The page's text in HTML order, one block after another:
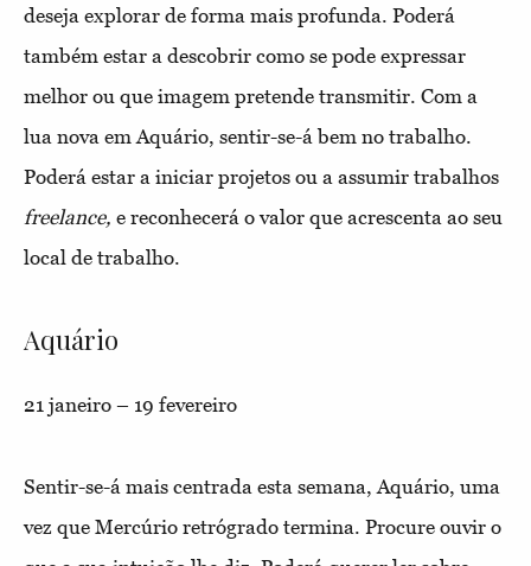
deseja explorar de forma mais profunda. Poderá
também estar a descobrir como se pode expressar
melhor ou que imagem pretende transmitir. Com a
lua nova em Aquário, sentir-se-á bem no trabalho.
Poderá estar a iniciar projetos ou a assumir trabalhos
freelance, e reconhecerá o valor que acrescenta ao seu
local de trabalho.
Aquário
21 janeiro – 19 fevereiro
Sentir-se-á mais centrada esta semana, Aquário, uma
vez que Mercúrio retrógrado termina. Procure ouvir o